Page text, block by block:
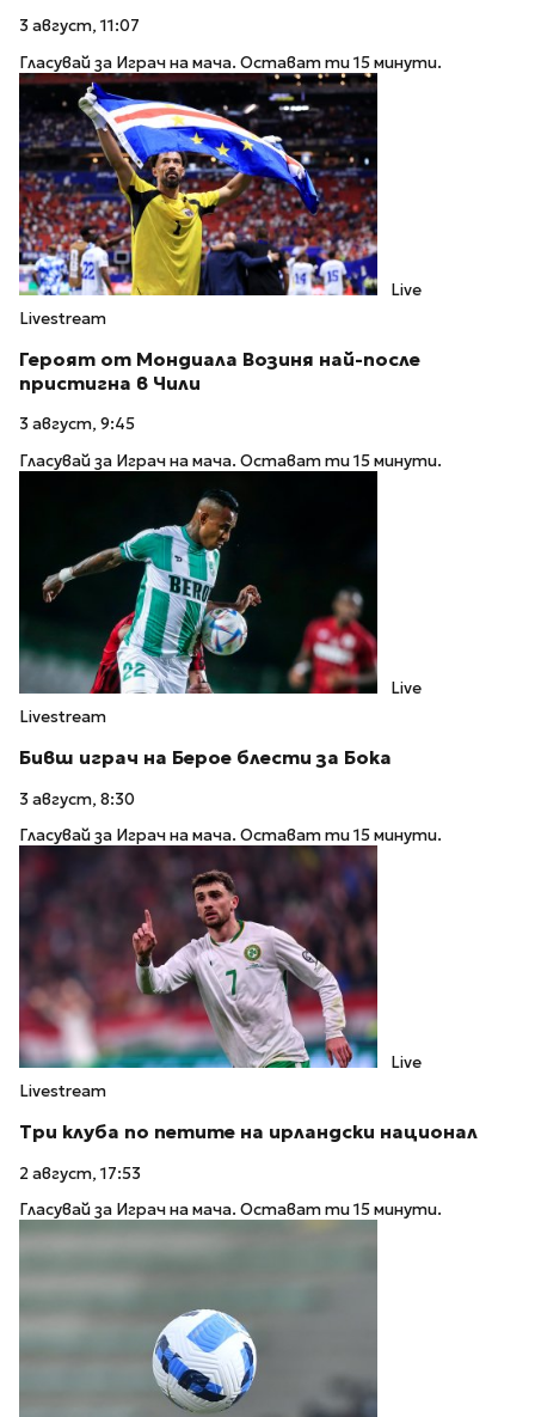
3 август, 11:07
Гласувай за Играч на мача. Остават ти 15 минути.
Live
Livestream
Героят от Мондиала Возиня най-после
пристигна в Чили
3 август, 9:45
Гласувай за Играч на мача. Остават ти 15 минути.
Live
Livestream
Бивш играч на Берое блести за Бока
3 август, 8:30
Гласувай за Играч на мача. Остават ти 15 минути.
Live
Livestream
Три клуба по петите на ирландски национал
2 август, 17:53
Гласувай за Играч на мача. Остават ти 15 минути.